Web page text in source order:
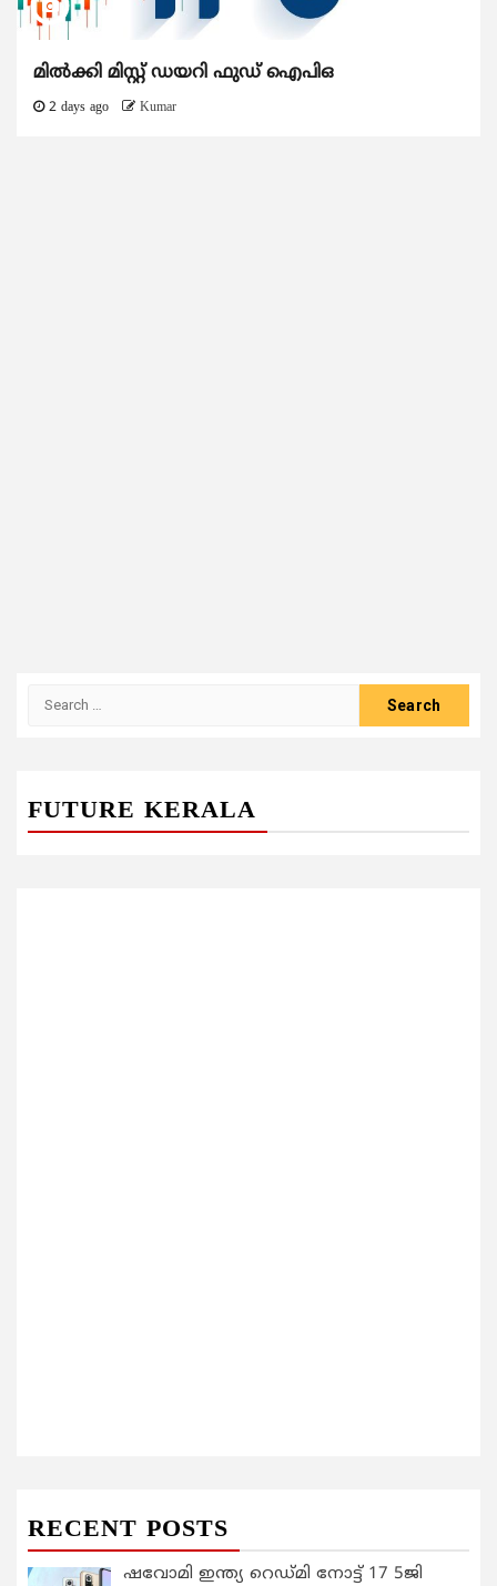
മിൽക്കി മിസ്റ്റ് ഡയറി ഫുഡ് ഐപിഒ
2 days ago Kumar
FUTURE KERALA
RECENT POSTS
ഷവോമി ഇന്ത്യ റെഡ്മി നോട്ട് 17 5ജി